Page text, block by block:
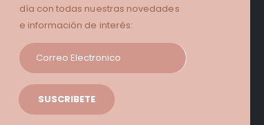
día con todas nuestras novedades
e información de interés: